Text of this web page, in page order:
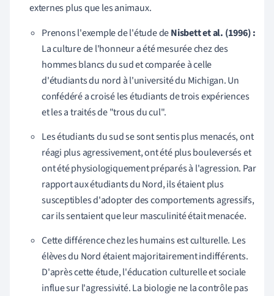
externes plus que les animaux.
Prenons l'exemple de l'étude deNisbett et al. (1996) :
La culture de l'honneur a été mesurée chez des
hommes blancs du sud et comparée à celle
d'étudiants du nord à l'université du Michigan. Un
confédéré a croisé les étudiants de trois expériences
et les a traités de "trous du cul".
Les étudiants du sud se sont sentis plus menacés, ont
réagi plus agressivement, ont été plus bouleversés et
ont été physiologiquement préparés à l'agression. Par
rapport aux étudiants du Nord, ils étaient plus
susceptibles d'adopter des comportements agressifs,
car ils sentaient que leur masculinité était menacée.
Cette différencechez les humainsest culturelle. Les
élèves du Nord étaient majoritairement indifférents.
D'après cette étude, l'éducation culturelle et sociale
influe sur l'agressivité. La biologie ne la contrôle pas